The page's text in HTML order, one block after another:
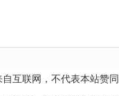
互联网，不代表本站赞同